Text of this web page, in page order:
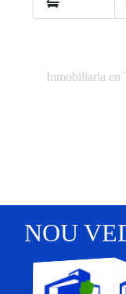
Inmobiliaria
NOU